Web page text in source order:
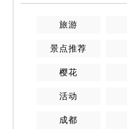
旅游
景点推荐
樱花
活动
成都